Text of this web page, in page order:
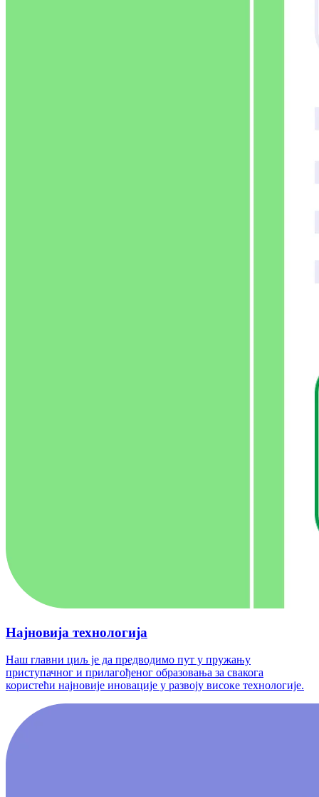
Најновија технологија
Наш главни циљ је да предводимо пут у пружању
приступачног и прилагођеног образовања за свакога
користећи најновије иновације у развоју високе технологије.